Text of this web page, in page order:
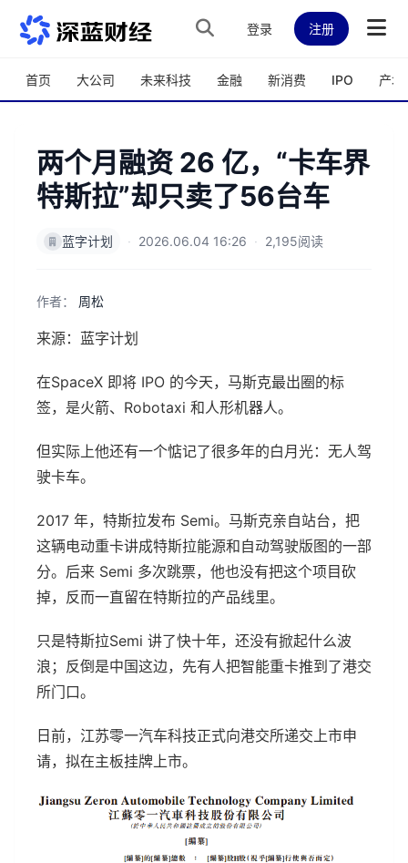
跳转到主内容
登录 注册
首页 大公司 未来科技 金融 新消费 IPO 产城
两个月融资 26 亿，“卡车界
特斯拉”却只卖了56台车
蓝字计划 · 2026.06.04 16:26 · 2,195阅读
作者： 周松
来源：蓝字计划
在SpaceX 即将 IPO 的今天，马斯克最出圈的标
签，是火箭、Robotaxi 和人形机器人。
但实际上他还有一个惦记了很多年的白月光：无人驾
驶卡车。
2017 年，特斯拉发布 Semi。马斯克亲自站台，把
这辆电动重卡讲成特斯拉能源和自动驾驶版图的一部
分。后来 Semi 多次跳票，他也没有把这个项目砍
掉，反而一直留在特斯拉的产品线里。
只是特斯拉Semi 讲了快十年，还没有掀起什么波
浪；反倒是中国这边，先有人把智能重卡推到了港交
所门口。
日前，江苏零一汽车科技正式向港交所递交上市申
请，拟在主板挂牌上市。